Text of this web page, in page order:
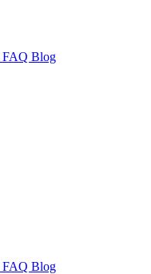
FAQ Blog
FAQ Blog